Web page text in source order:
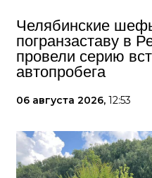
Челябинские
погранзаставу в
провели серию
автопробега
06 августа 2026, 12:53